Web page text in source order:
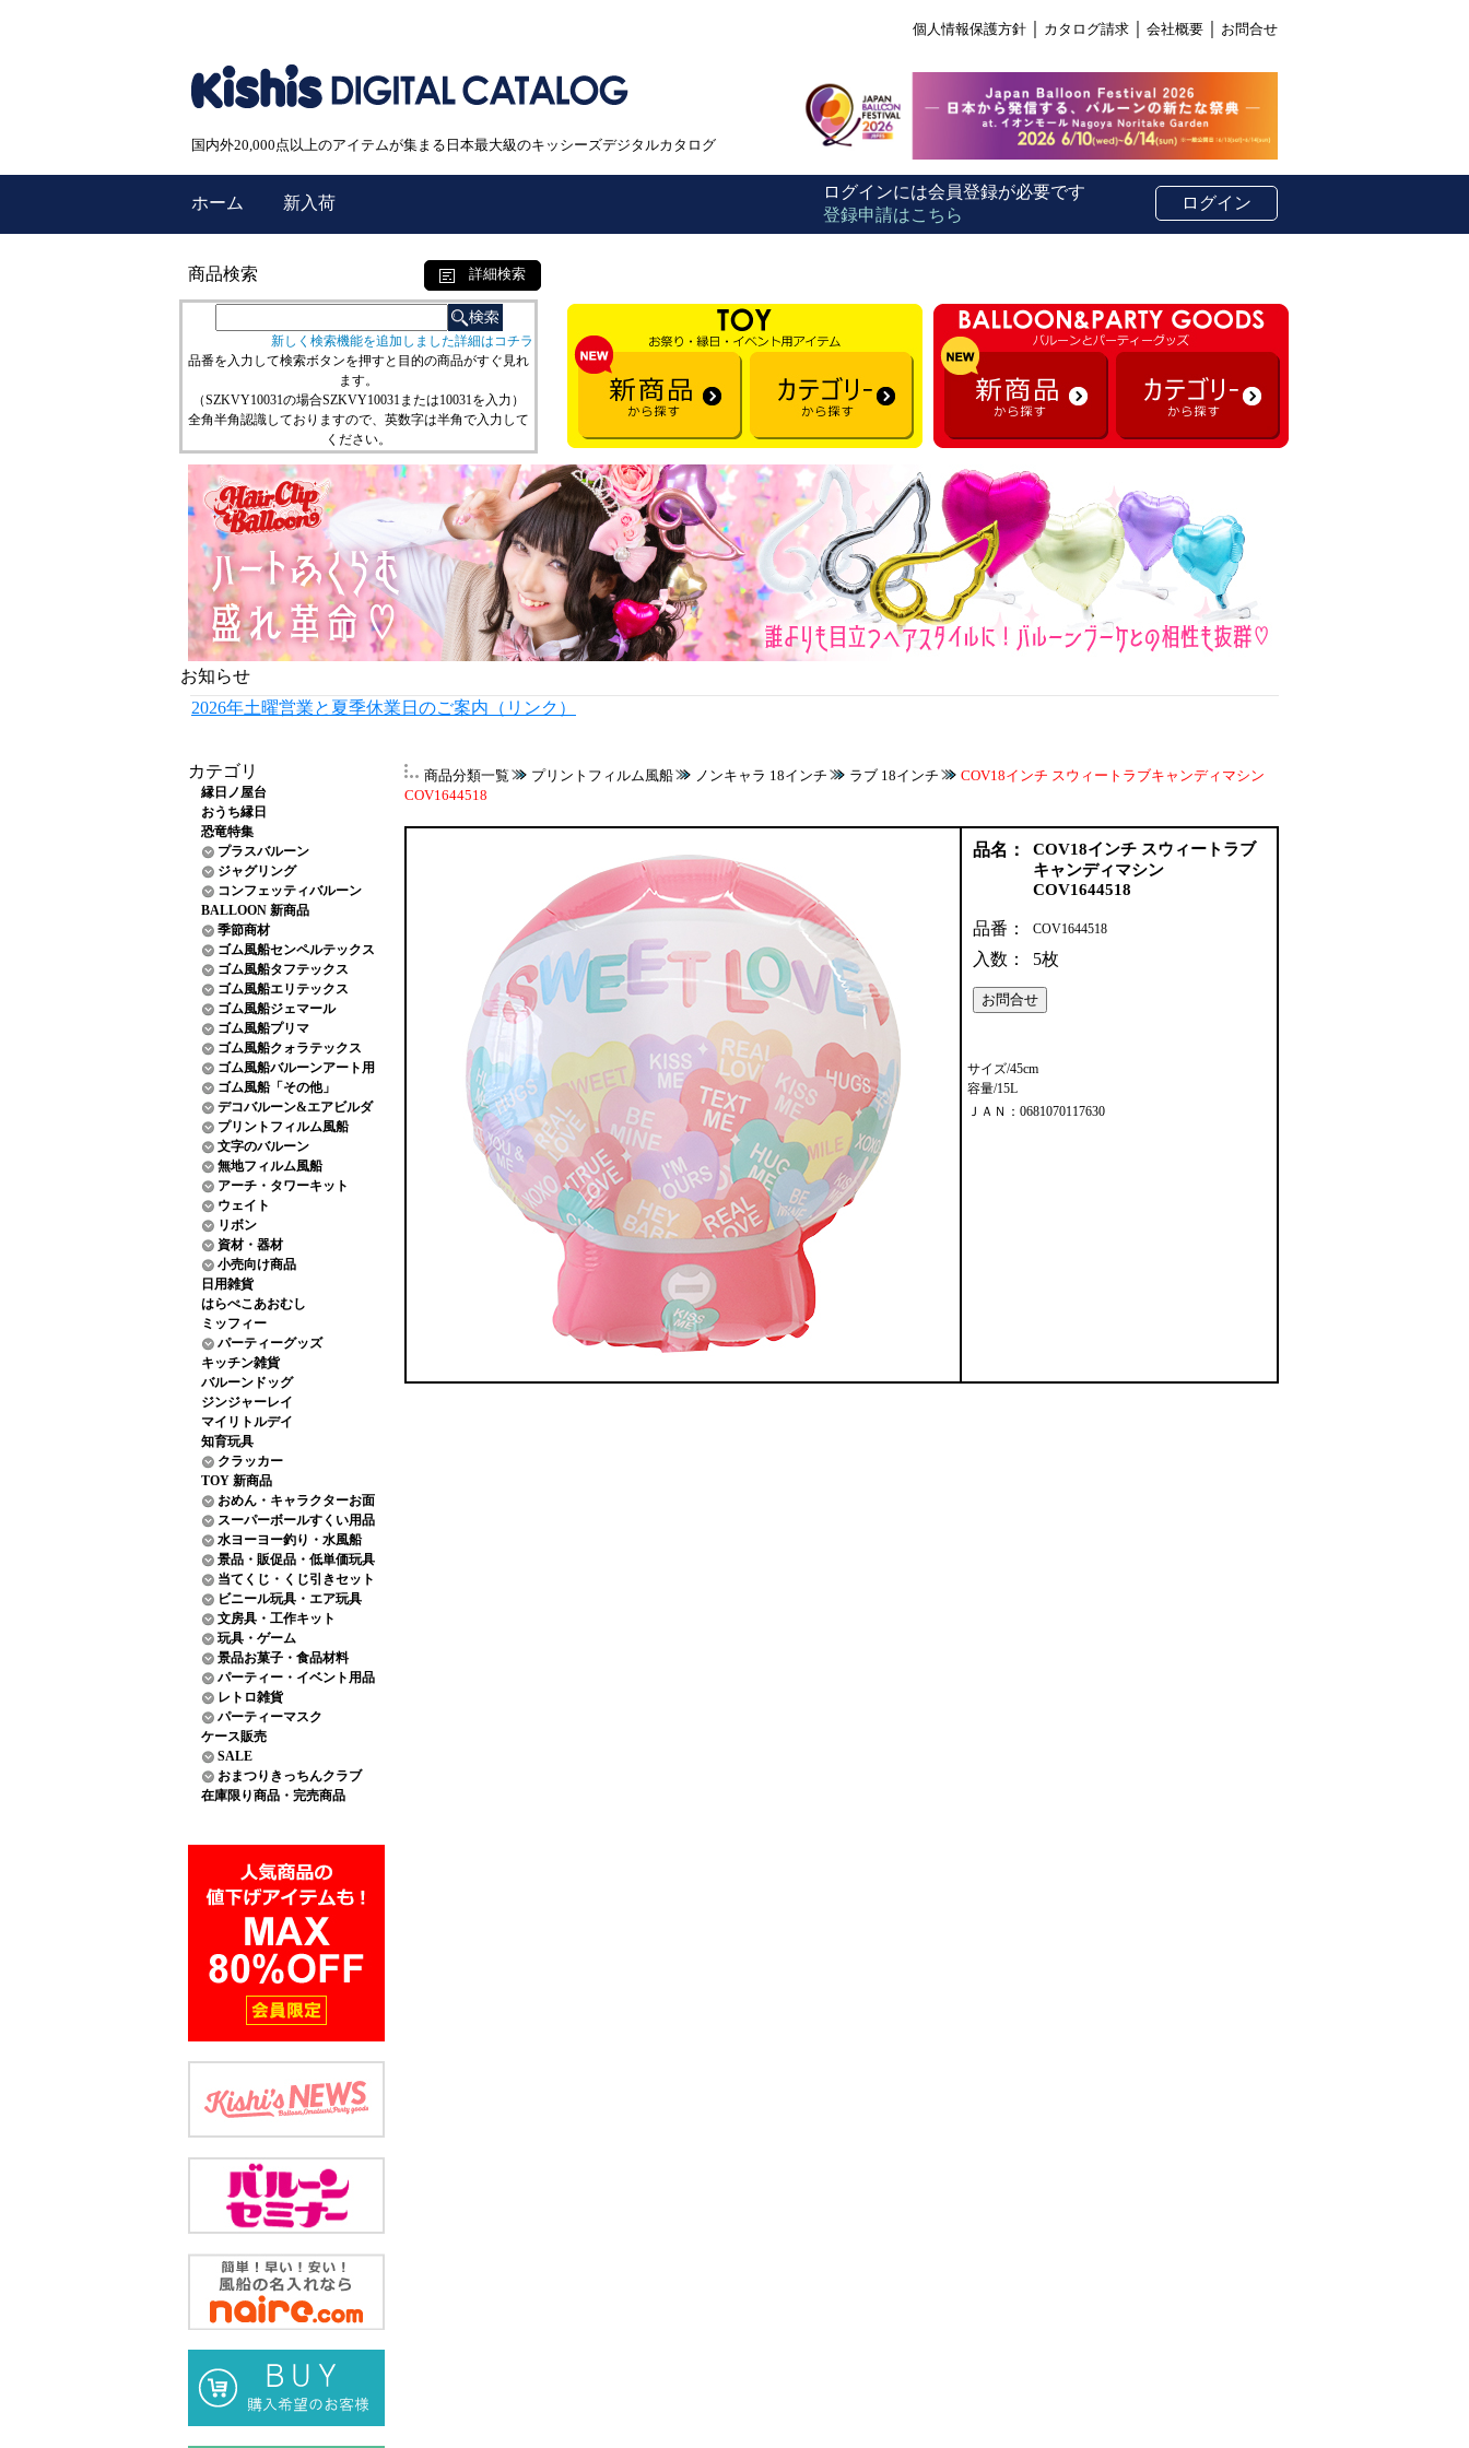
個人情報保護方針 カタログ請求 会社概要 お問合せ
国内外20,000点以上のアイテムが集まる日本最大級のキッシーズデジタルカタログ
ホーム 新入荷
ログインには会員登録が必要です
登録申請はこちら
ログイン
商品検索 詳細検索
新しく検索機能を追加しました詳細はコチラ
品番を入力して検索ボタンを押すと目的の商品がすぐ見れ
ます。
（SZKVY10031の場合SZKVY10031または10031を入力）
全角半角認識しておりますので、英数字は半角で入力して
ください。
お知らせ
2026年土曜営業と夏季休業日のご案内（リンク）
カテゴリ
縁日ノ屋台
おうち縁日
恐竜特集
プラスバルーン
ジャグリング
コンフェッティバルーン
BALLOON 新商品
季節商材
ゴム風船センペルテックス
ゴム風船タフテックス
ゴム風船エリテックス
ゴム風船ジェマール
ゴム風船プリマ
ゴム風船クォラテックス
ゴム風船バルーンアート用
ゴム風船「その他」
デコバルーン&エアビルダ
プリントフィルム風船
文字のバルーン
無地フィルム風船
アーチ・タワーキット
ウェイト
リボン
資材・器材
小売向け商品
日用雑貨
はらぺこあおむし
ミッフィー
パーティーグッズ
キッチン雑貨
バルーンドッグ
ジンジャーレイ
マイリトルデイ
知育玩具
クラッカー
TOY 新商品
おめん・キャラクターお面
スーパーボールすくい用品
水ヨーヨー釣り・水風船
景品・販促品・低単価玩具
当てくじ・くじ引きセット
ビニール玩具・エア玩具
文房具・工作キット
玩具・ゲーム
景品お菓子・食品材料
パーティー・イベント用品
レトロ雑貨
パーティーマスク
ケース販売
SALE
おまつりきっちんクラブ
在庫限り商品・完売商品
商品分類一覧 プリントフィルム風船 ノンキャラ 18インチ ラブ 18インチ
COV18インチ スウィートラブキャンディマシン
COV1644518
品名：
COV18インチ スウィートラブ
キャンディマシン
COV1644518
品番： COV1644518
入数： 5枚
サイズ/45cm
容量/15L
ＪＡＮ：0681070117630